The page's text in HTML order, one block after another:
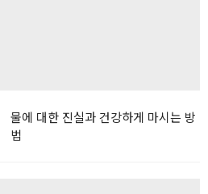
물에 대한 진실과 건강하게 마시는 방
법